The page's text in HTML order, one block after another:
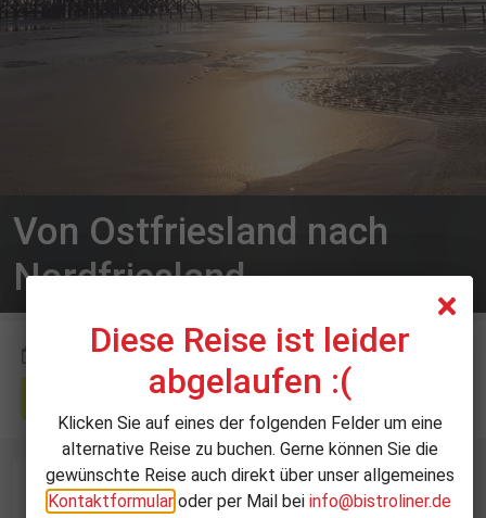
Von Ostfriesland nach
Nordfriesland
Termin:
Zur Buchung
Entdecken Sie die Schönheiten von Nordfriesland auf einer
Diese Reise ist leider
abgelaufen :(
Klicken Sie auf eines der folgenden Felder um eine
alternative Reise zu buchen. Gerne können Sie die
gewünschte Reise auch direkt über unser allgemeines
Kontaktformular oder per Mail bei info@bistroliner.de
Diese Reise ist leider
abgelaufen :(
Klicken Sie auf eines der folgenden Felder um eine
alternative Reise zu buchen. Gerne können Sie die
gewünschte Reise auch direkt über unser allgemeines
Kontaktformular oder per Mail bei info@bistroliner.de